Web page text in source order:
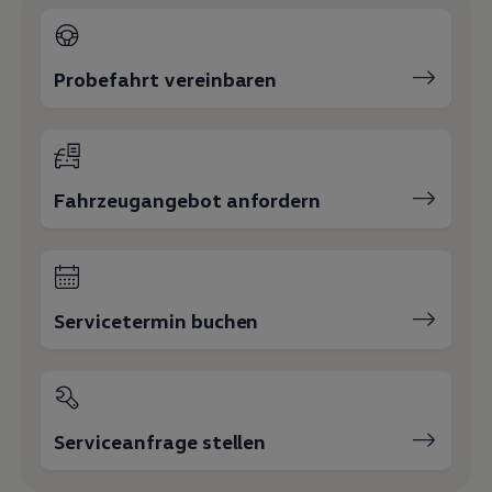
Familie
Probefahrt vereinbaren
Fahrzeugangebot anfordern
Servicetermin buchen
Serviceanfrage stellen